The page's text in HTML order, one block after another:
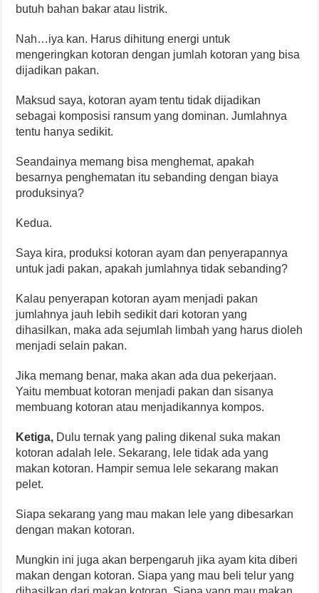
butuh bahan bakar atau listrik.
Nah…iya kan. Harus dihitung energi untuk
mengeringkan kotoran dengan jumlah kotoran yang bisa
dijadikan pakan.
Maksud saya, kotoran ayam tentu tidak dijadikan
sebagai komposisi ransum yang dominan. Jumlahnya
tentu hanya sedikit.
Seandainya memang bisa menghemat, apakah
besarnya penghematan itu sebanding dengan biaya
produksinya?
Kedua.
Saya kira, produksi kotoran ayam dan penyerapannya
untuk jadi pakan, apakah jumlahnya tidak sebanding?
Kalau penyerapan kotoran ayam menjadi pakan
jumlahnya jauh lebih sedikit dari kotoran yang
dihasilkan, maka ada sejumlah limbah yang harus dioleh
menjadi selain pakan.
Jika memang benar, maka akan ada dua pekerjaan.
Yaitu membuat kotoran menjadi pakan dan sisanya
membuang kotoran atau menjadikannya kompos.
Ketiga, Dulu ternak yang paling dikenal suka makan
kotoran adalah lele. Sekarang, lele tidak ada yang
makan kotoran. Hampir semua lele sekarang makan
pelet.
Siapa sekarang yang mau makan lele yang dibesarkan
dengan makan kotoran.
Mungkin ini juga akan berpengaruh jika ayam kita diberi
makan dengan kotoran. Siapa yang mau beli telur yang